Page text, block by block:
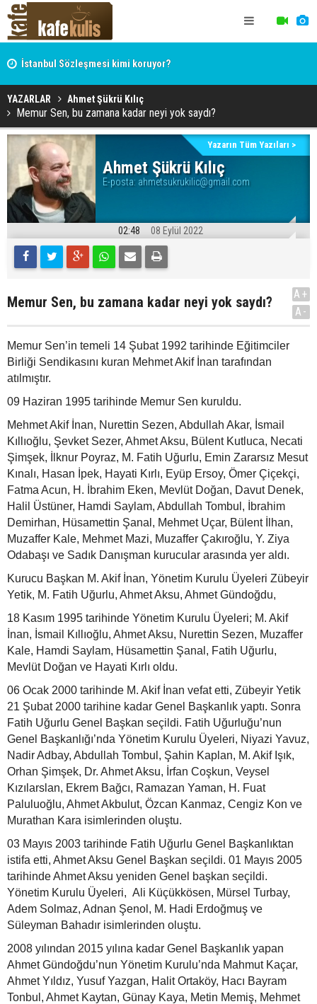
İstanbul Sözleşmesi kimi koruyor?
Hocaefendi, ekonomist, militan Hasan Hüseyin Varol
YAZARLAR Ahmet Şükrü Kılıç
Memur Sen, bu zamana kadar neyi yok saydı?
Ahmet Şükrü Kılıç
E-posta: ahmetsukrukilic@gmail.com
Yazarın Tüm Yazıları >
02:48 08 Eylül 2022
Memur Sen, bu zamana kadar neyi yok saydı?
A+
A-
Memur Sen’in temeli 14 Şubat 1992 tarihinde Eğitimciler
Birliği Sendikasını kuran Mehmet Akif İnan tarafından
atılmıştır.
09 Haziran 1995 tarihinde Memur Sen kuruldu.
Mehmet Akif İnan, Nurettin Sezen, Abdullah Akar, İsmail
Kıllıoğlu, Şevket Sezer, Ahmet Aksu, Bülent Kutluca, Necati
Şimşek, İlknur Poyraz, M. Fatih Uğurlu, Emin Zararsız Mesut
Kınalı, Hasan İpek, Hayati Kırlı, Eyüp Ersoy, Ömer Çiçekçi,
Fatma Acun, H. İbrahim Eken, Mevlüt Doğan, Davut Denek,
Halil Üstüner, Hamdi Saylam, Abdullah Tombul, İbrahim
Demirhan, Hüsamettin Şanal, Mehmet Uçar, Bülent İlhan,
Muzaffer Kale, Mehmet Mazi, Muzaffer Çakıroğlu, Y. Ziya
Odabaşı ve Sadık Danışman kurucular arasında yer aldı.
Kurucu Başkan M. Akif İnan, Yönetim Kurulu Üyeleri Zübeyir
Yetik, M. Fatih Uğurlu, Ahmet Aksu, Ahmet Gündoğdu,
18 Kasım 1995 tarihinde Yönetim Kurulu Üyeleri; M. Akif
İnan, İsmail Kıllıoğlu, Ahmet Aksu, Nurettin Sezen, Muzaffer
Kale, Hamdi Saylam, Hüsamettin Şanal, Fatih Uğurlu,
Mevlüt Doğan ve Hayati Kırlı oldu.
06 Ocak 2000 tarihinde M. Akif İnan vefat etti, Zübeyir Yetik
21 Şubat 2000 tarihine kadar Genel Başkanlık yaptı. Sonra
Fatih Uğurlu Genel Başkan seçildi. Fatih Uğurluğu’nun
Genel Başkanlığı’nda Yönetim Kurulu Üyeleri, Niyazi Yavuz,
Nadir Adbay, Abdullah Tombul, Şahin Kaplan, M. Akif Işık,
Orhan Şimşek, Dr. Ahmet Aksu, İrfan Coşkun, Veysel
Kızılarslan, Ekrem Bağcı, Ramazan Yaman, H. Fuat
Paluluoğlu, Ahmet Akbulut, Özcan Kanmaz, Cengiz Kon ve
Murathan Kara isimlerinden oluştu.
03 Mayıs 2003 tarihinde Fatih Uğurlu Genel Başkanlıktan
istifa etti, Ahmet Aksu Genel Başkan seçildi. 01 Mayıs 2005
tarihinde Ahmet Aksu yeniden Genel başkan seçildi.
Yönetim Kurulu Üyeleri, Ali Küçükkösen, Mürsel Turbay,
Adem Solmaz, Adnan Şenol, M. Hadi Erdoğmuş ve
Süleyman Bahadır isimlerinden oluştu.
2008 yılından 2015 yılına kadar Genel Başkanlık yapan
Ahmet Gündoğdu’nun Yönetim Kurulu’nda Mahmut Kaçar,
Ahmet Yıldız, Yusuf Yazgan, Halit Ortaköy, Hacı Bayram
Tonbul, Ahmet Kaytan, Günay Kaya, Metin Memiş, Mehmet